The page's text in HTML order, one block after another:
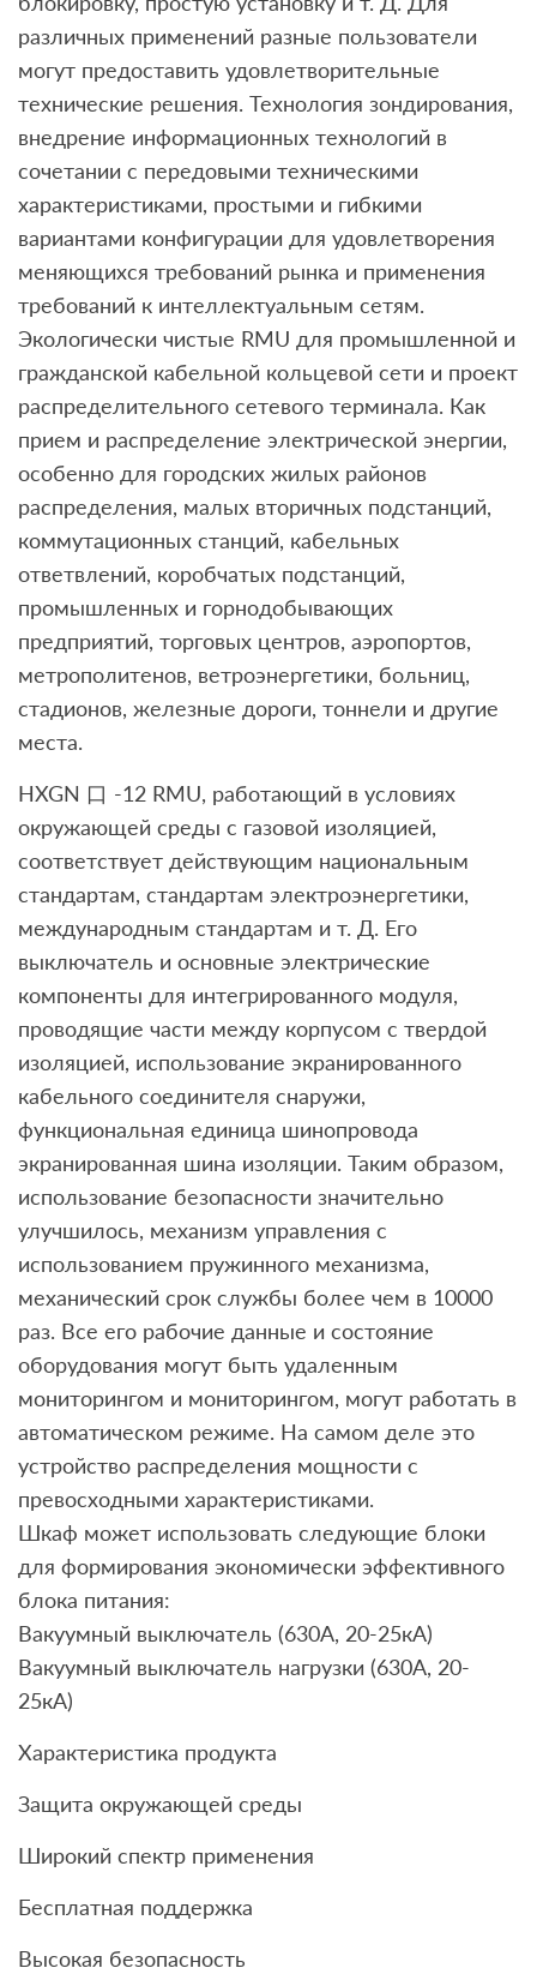
различных применений разные пользователи
могут предоставить удовлетворительные
технические решения. Технология зондирования,
внедрение информационных технологий в
сочетании с передовыми техническими
характеристиками, простыми и гибкими
вариантами конфигурации для удовлетворения
меняющихся требований рынка и применения
требований к интеллектуальным сетям.
Экологически чистые RMU для промышленной и
гражданской кабельной кольцевой сети и проект
распределительного сетевого терминала. Как
прием и распределение электрической энергии,
особенно для городских жилых районов
распределения, малых вторичных подстанций,
коммутационных станций, кабельных
ответвлений, коробчатых подстанций,
промышленных и горнодобывающих
предприятий, торговых центров, аэропортов,
метрополитенов, ветроэнергетики, больниц,
стадионов, железные дороги, тоннели и другие
места.
HXGN 口 -12 RMU, работающий в условиях
окружающей среды с газовой изоляцией,
соответствует действующим национальным
стандартам, стандартам электроэнергетики,
международным стандартам и т. Д. Его
выключатель и основные электрические
компоненты для интегрированного модуля,
проводящие части между корпусом с твердой
изоляцией, использование экранированного
кабельного соединителя снаружи,
функциональная единица шинопровода
экранированная шина изоляции. Таким образом,
использование безопасности значительно
улучшилось, механизм управления с
использованием пружинного механизма,
механический срок службы более чем в 10000
раз. Все его рабочие данные и состояние
оборудования могут быть удаленным
мониторингом и мониторингом, могут работать в
автоматическом режиме. На самом деле это
устройство распределения мощности с
превосходными характеристиками.
Шкаф может использовать следующие блоки
для формирования экономически эффективного
блока питания:
Вакуумный выключатель (630А, 20-25кА)
Вакуумный выключатель нагрузки (630А, 20-
25кА)
Характеристика продукта
Защита окружающей среды
Широкий спектр применения
Бесплатная поддержка
Высокая безопасность